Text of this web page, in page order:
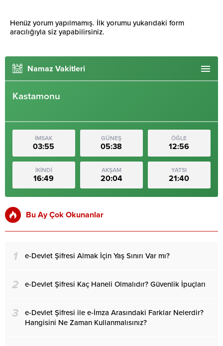
Henüz yorum yapılmamış. İlk yorumu yukarıdaki form
aracılığıyla siz yapabilirsiniz.
Namaz Vakitleri
Kastamonu
İMSAK
03:55
GÜNEŞ
05:38
ÖĞLE
12:56
İKİNDİ
16:49
AKŞAM
20:04
YATSI
21:40
Bu Ay Çok Okunanlar
1 e-Devlet Şifresi Almak İçin Yaş Sınırı Var mı?
2 e-Devlet Şifresi Kaç Haneli Olmalıdır? Güvenlik İpuçları
3
e-Devlet Şifresi ile e-İmza Arasındaki Farklar Nelerdir?
Hangisini Ne Zaman Kullanmalısınız?